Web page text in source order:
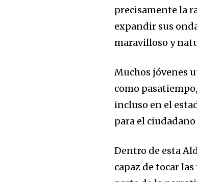
precisamente la
expandir sus
maravilloso y
Muchos jóvenes
como
incluso en el
para el
Dentro de esta
capaz de tocar